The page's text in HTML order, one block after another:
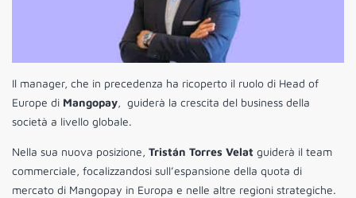
Il manager, che in precedenza ha ricoperto il ruolo di Head of
Europe di Mangopay, guiderà la crescita del business della
società a livello globale.
Nella sua nuova posizione, Tristán Torres Velat guiderà il team
commerciale, focalizzandosi sull’espansione della quota di
mercato di Mangopay in Europa e nelle altre regioni strategiche.